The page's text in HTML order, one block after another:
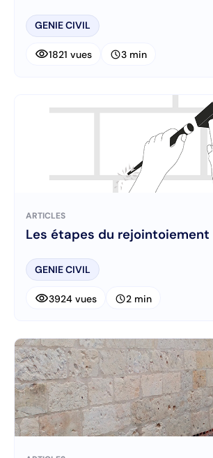
GENIE CIVIL
visibility1821 vues schedule3 min
ARTICLES
Les étapes du rejointoiement
GENIE CIVIL
visibility3924 vues schedule2 min